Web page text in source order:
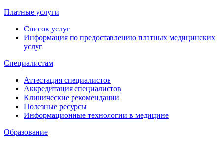
Платные услуги
Список услуг
Информация по предоставлению платных медицинских
услуг
Специалистам
Аттестация специалистов
Аккредитация специалистов
Клинические рекомендации
Полезные ресурсы
Информационные технологии в медицине
Образование